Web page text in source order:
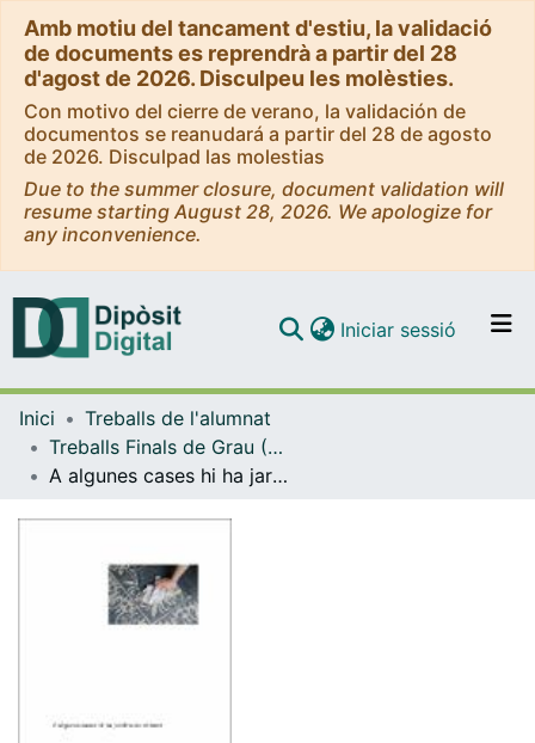
Amb motiu del tancament d'estiu, la validació
de documents es reprendrà a partir del 28
d'agost de 2026. Disculpeu les molèsties.
Con motivo del cierre de verano, la validación de
documentos se reanudará a partir del 28 de agosto
de 2026. Disculpad las molestias
Due to the summer closure, document validation will
resume starting August 28, 2026. We apologize for
any inconvenience.
Navega per tot el DD
Com publicar
Iniciar sessió (current)
Inici
Treballs de l'alumnat
Treballs Finals de Grau (TFG) - Belles Arts
A algunes cases hi ha jardins de ciment